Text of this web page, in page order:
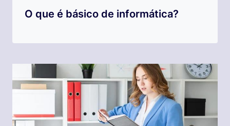
O que é básico de informática?